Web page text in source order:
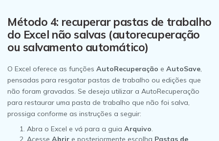
Método 4: recuperar pastas de trabalho
do Excel não salvas (autorecuperação
ou salvamento automático)
O Excel oferece as funções AutoRecuperação e AutoSave
pensadas para resgatar pastas de trabalho ou edições que
não foram gravadas. Se deseja utilizar a AutoRecuperação
para restaurar uma pasta de trabalho que não foi salva,
prossiga conforme as instruções a seguir:
Abra o Excel e vá para a guia Arquivo.
Acesse Abrir e posteriormente escolha Pastas de